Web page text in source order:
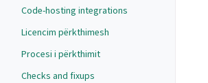
Code-hosting integrations
Licencim përkthimesh
Procesi i përkthimit
Checks and fixups